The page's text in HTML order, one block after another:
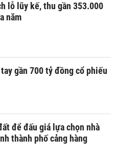
lỗ lũy kế, thu gần 353.000
năm
gần 700 tỷ đồng cổ phiếu
để đấu giá lựa chọn nhà
thành phố cảng hàng